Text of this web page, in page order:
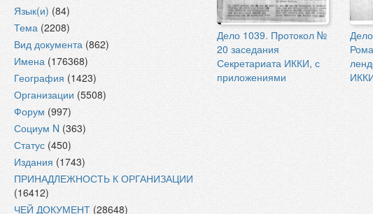
Язык(и) (84)
Тема (2208)
Вид документа (862)
Имена (176368)
География (1423)
Организации (5508)
Форум (997)
Социум N (363)
Статус (450)
Издания (1743)
ПРИНАДЛЕЖНОСТЬ К ОРГАНИЗАЦИИ
(16412)
ЧЕЙ ДОКУМЕНТ (28648)
Дело 1039. Протокол №
20 заседания
Секретариата ИККИ, с
приложениями